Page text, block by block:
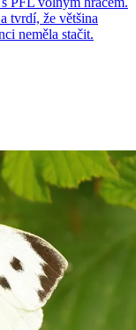
tvrdí, že většina
neměla stačit.